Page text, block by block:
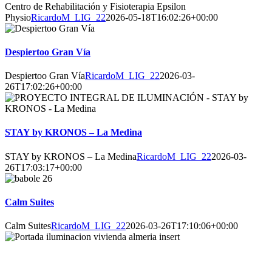
Centro de Rehabilitación y Fisioterapia Epsilon
PhysioRicardoM_LIG_222026-05-18T16:02:26+00:00
Despiertoo Gran Vía
Despiertoo Gran VíaRicardoM_LIG_222026-03-
26T17:02:26+00:00
STAY by KRONOS – La Medina
STAY by KRONOS – La MedinaRicardoM_LIG_222026-03-
26T17:03:17+00:00
Calm Suites
Calm SuitesRicardoM_LIG_222026-03-26T17:10:06+00:00